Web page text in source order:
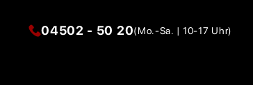
04502 - 50 20(Mo.-Sa. | 10-17 Uhr)